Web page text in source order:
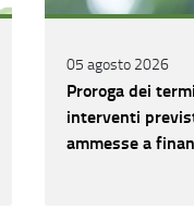
05 agosto 2026
Proroga dei
interventi
ammesse a